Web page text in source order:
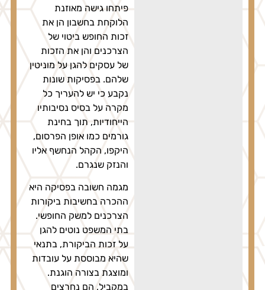
פיתחו גישה מאוזנת
הלוקחת בחשבון הן את
זכות החופש ביטוי של
הצרכנים והן את הזכות
של עסקים להגן על מוניטין
שלהם. בפסיקות שונות
נקבע כי יש להעריך כל
מקרה על בסיס נסיבותיו
הייחודיות, תוך בחינת
גורמים כמו אופן הפרסום,
היקפו, הקהל הנחשף אליו
והנזק שנגרם.
מגמה חשובה בפסיקה היא
ההכרה בחשיבות ביקורות
הצרכנים למשק החופשי.
בתי המשפט נוטים להגן
על זכות הביקורת, בתנאי
שהיא מבוססת על עובדות
ומוצגת בצורה הוגנת.
במקביל, הם נחרצים